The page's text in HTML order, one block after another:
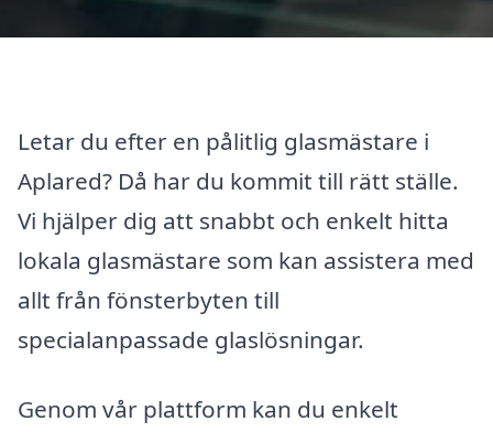
Letar du efter en pålitlig glasmästare i
Aplared? Då har du kommit till rätt ställe.
Vi hjälper dig att snabbt och enkelt hitta
lokala glasmästare som kan assistera med
allt från fönsterbyten till
specialanpassade glaslösningar.
Genom vår plattform kan du enkelt